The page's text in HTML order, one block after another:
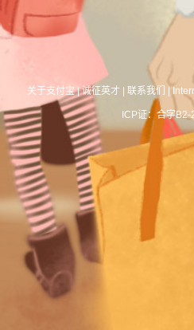
关于支付宝|诚征英才 联系我们
ICP证：合字